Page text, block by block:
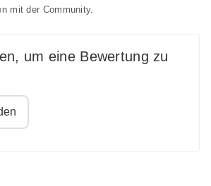
mit der Community.
um eine Bewertung zu